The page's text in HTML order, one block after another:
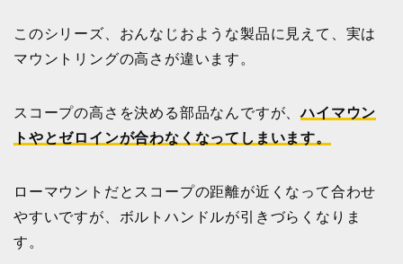
このシリーズ、おんなじおような製品に見えて、実は
マウントリングの高さが違います。
スコープの高さを決める部品なんですが、ハイマウン
トやとゼロインが合わなくなってしまいます。
ローマウントだとスコープの距離が近くなって合わせ
やすいですが、ボルトハンドルが引きづらくなりま
す。